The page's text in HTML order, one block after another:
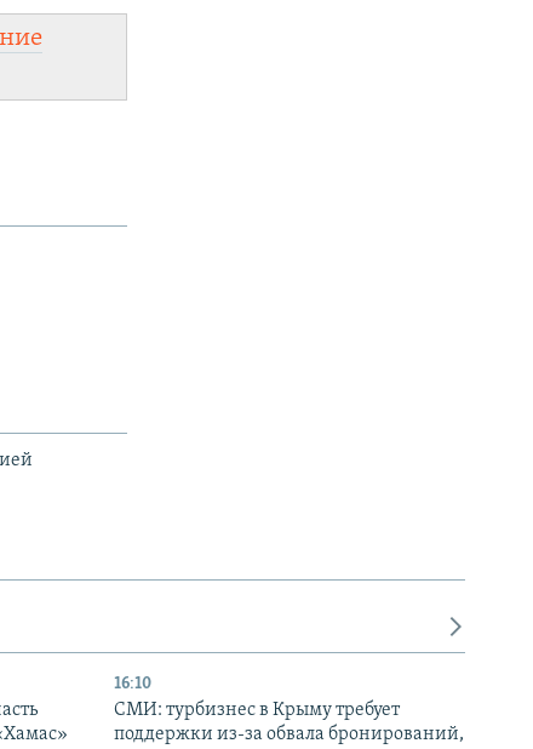
16:10
СМИ: турбизнес в Крыму требует
поддержки из-за обвала бронирований,